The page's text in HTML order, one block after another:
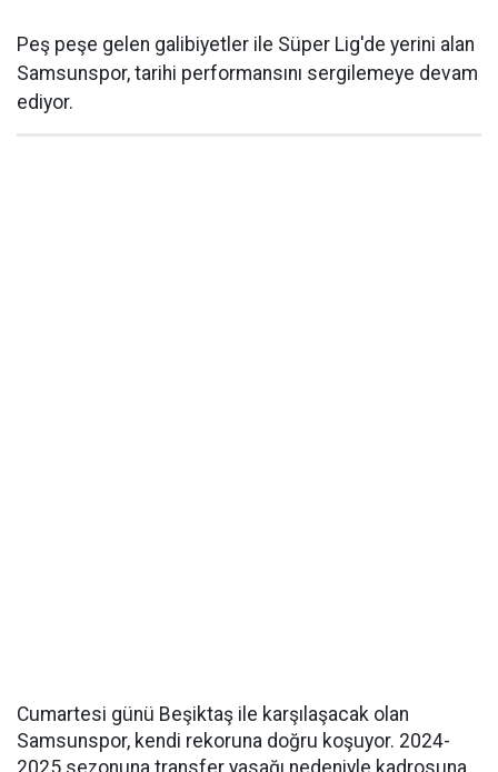
Peş peşe gelen galibiyetler ile Süper Lig'de yerini alan
Samsunspor, tarihi performansını sergilemeye devam
ediyor.
Cumartesi günü Beşiktaş ile karşılaşacak olan
Samsunspor, kendi rekoruna doğru koşuyor. 2024-
2025 sezonuna transfer yasağı nedeniyle kadrosuna